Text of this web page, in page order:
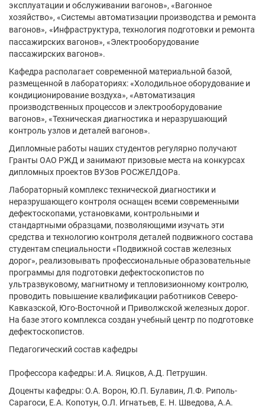
эксплуатации и обслуживании вагонов», «Вагонное
хозяйство», «Системы автоматизации производства и ремонта
вагонов», «Инфраструктура, технология подготовки и ремонта
пассажирских вагонов», «Электрооборудование
пассажирских вагонов».
Кафедра располагает современной материальной базой,
размещенной в лабораториях: «Холодильное оборудование и
кондиционирование воздуха», «Автоматизация
производственных процессов и электрооборудование
вагонов», «Техническая диагностика и неразрушающий
контроль узлов и деталей вагонов».
Дипломные работы наших студентов регулярно получают
Гранты ОАО РЖД и занимают призовые места на конкурсах
дипломных проектов ВУЗов РОСЖЕЛДОРа.
Лабораторный комплекс технической диагностики и
неразрушающего контроля оснащен всеми современными
дефектоскопами, установками, контрольными и
стандартными образцами, позволяющими изучать эти
средства и технологию контроля деталей подвижного состава
студентам специальности «Подвижной состав железных
дорог», реализовывать профессиональные образовательные
программы для подготовки дефектоскопистов по
ультразвуковому, магнитному и тепловизионному контролю,
проводить повышение квалификации работников Северо-
Кавказской, Юго-Восточной и Приволжской железных дорог.
На базе этого комплекса создан учебный центр по подготовке
дефектоскопистов.
Педагогический состав кафедры
Профессора кафедры: И.А. Яицков, А.Д. Петрушин.
Доценты кафедры: О.А. Ворон, Ю.П. Булавин, Л.Ф. Риполь-
Сарагоси, Е.А. Копотун, О.Л. Игнатьев, Е. Н. Шведова, А.А.